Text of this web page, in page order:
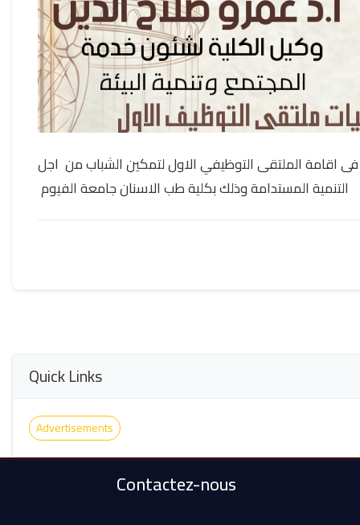
اقامة الملتقى التوظيفي الاول لتمكين الشباب من اجل
التنمية المستدامة وذلك بكلية طب الاسنان جامعة الفيوم
Quick Links
Advertisements
Contactez-nous